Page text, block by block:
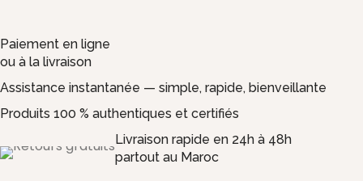
Paiement en ligne
ou à la livraison
Assistance instantanée — simple, rapide, bienveillante
Produits 100 % authentiques et certifiés
Livraison rapide en 24h à 48h
partout au Maroc